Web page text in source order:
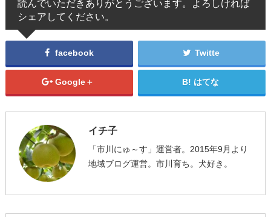
読んでいただきありがとうございます。よろしければ
シェアしてください。
facebook Twitte
Google＋ はてな
イチ子
「市川にゅ～す」運営者。2015年9月より
地域ブログ運営。市川育ち。犬好き。